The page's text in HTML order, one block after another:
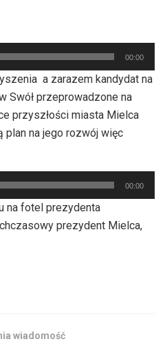
00:00
a zarazem kandydat na
Swół przeprowadzone na
przyszłości miasta Mielca
plan na jego rozwój więc
00:00
na fotel prezydenta
prezydent Mielca,
wiadomość